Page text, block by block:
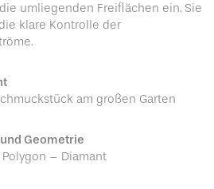
umliegenden Freiflächen ein. Sie
klare Kontrolle der
am großen Garten
Geometrie
– Diamant